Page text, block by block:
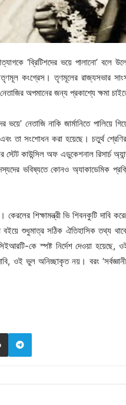
‘ব্রিটিশদের ভয়ে পালানো’ বলে
কংগ্রেস। তৃণমূলের রাজ্যসভার
অপমানের জন্য প্রকাশ্যে ক্ষমা
নেতাজি নাকি জার্মানিতে পালিয়ে
তা সংশোধন করা হয়েছে। চতুর্থ
কাউন্সিল অফ এডুকেশনাল রিসার্চ
ভবিষ্যতে কোনও অ্যাকাডেমিক
শিক্ষামন্ত্রী ভি শিবনকুটি দাবি
বইয়ে শুধুমাত্র সঠিক ঐতিহাসিক তথ্য
কে স্পষ্ট নির্দেশ দেওয়া হয়েছে,
ওই ভুল অনিচ্ছাকৃত নয়। বরং